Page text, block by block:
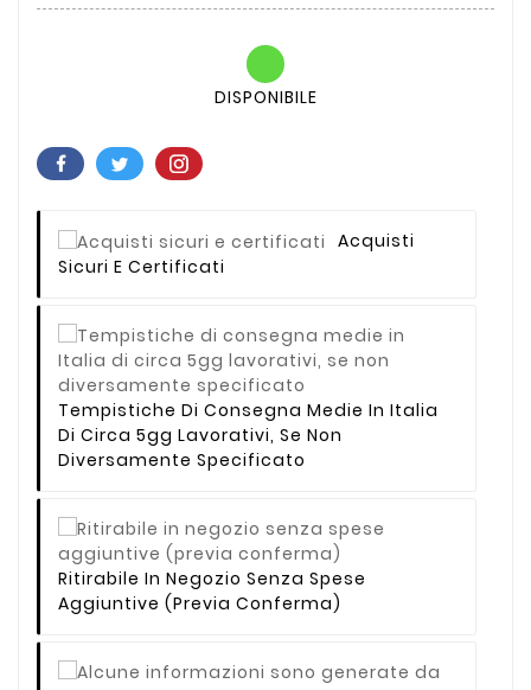
DISPONIBILE
Acquisti
Sicuri E Certificati
Tempistiche Di Consegna Medie In Italia
Di Circa 5gg Lavorativi, Se Non
Diversamente Specificato
Ritirabile In Negozio Senza Spese
Aggiuntive (previa Conferma)